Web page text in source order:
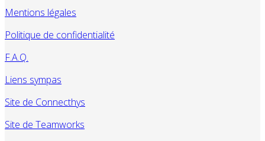
Mentions légales
Politique de confidentialité
F.A.Q.
Liens sympas
Site de Connecthys
Site de Teamworks